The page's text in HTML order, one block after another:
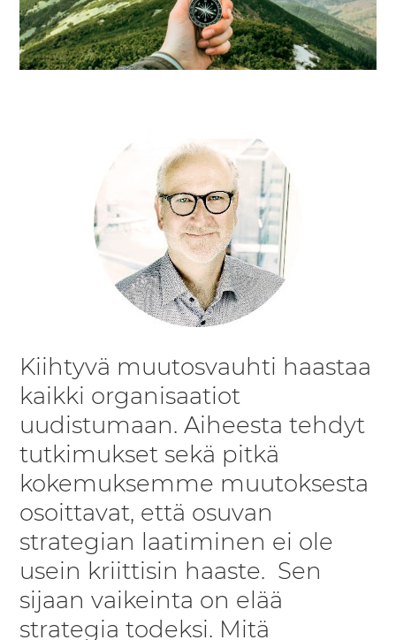
Kiihtyvä muutosvauhti haastaa
kaikki organisaatiot
uudistumaan. Aiheesta tehdyt
tutkimukset sekä pitkä
kokemuksemme muutoksesta
osoittavat, että osuvan
strategian laatiminen ei ole
usein kriittisin haaste. Sen
sijaan vaikeinta on elää
strategia todeksi. Mitä